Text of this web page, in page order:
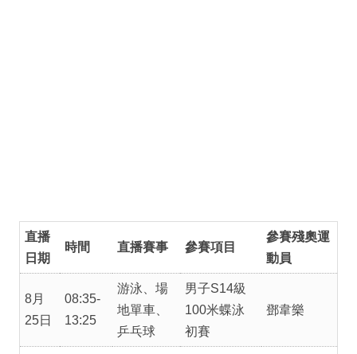
直播
日期
時間 直播賽事 參賽項目
參賽殘奧運
動員
8月
25日
08:35-
13:25
游泳、場
地單車、
乒乓球
男子S14級
100米蝶泳
初賽
鄧韋樂